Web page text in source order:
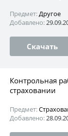
Предмет:Другое
Добавлено:
Скачать
Контрольная
страховании
Предмет:
Добавлено: